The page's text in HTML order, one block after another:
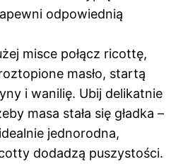
odpowiednią
misce połącz ricottę,
masło, startą
i wanilię. Ubij delikatnie
masa stała się gładka –
jednorodna,
dodadzą puszystości.